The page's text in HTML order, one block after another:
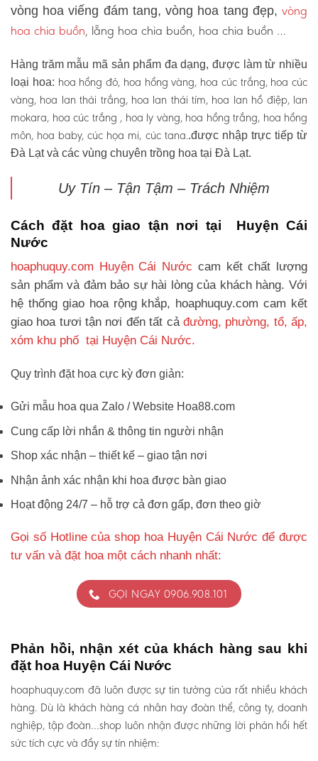
vòng hoa viếng đám tang, vòng hoa tang đẹp, vòng
hoa chia buồn, lẵng hoa chia buồn, hoa chia buồn …
Hàng trăm mẫu mã sản phẩm đa dạng, được làm từ nhiều
loại hoa: hoa hồng đỏ, hoa hồng vàng, hoa cúc trắng, hoa cúc
vàng, hoa lan thái trắng, hoa lan thái tím, hoa lan hồ điệp, lan
mokara, hoa cúc trắng , hoa ly vàng, hoa hồng trắng, hoa hồng
môn, hoa baby, cúc họa mi, cúc tana..được nhập trực tiếp từ
Đà Lạt và các vùng chuyên trồng hoa tại Đà Lạt.
Uy Tín – Tận Tậm – Trách Nhiệm
Cách đặt hoa giao tận nơi tại Huyện Cái
Nước
hoaphuquy.com Huyện Cái Nước cam kết chất lượng
sản phẩm và đảm bảo sự hài lòng của khách hàng. Với
hệ thống giao hoa rộng khắp, hoaphuquy.com cam kết
giao hoa tươi tận nơi đến tất cả đường, phường, tổ, ấp,
xóm khu phố tại Huyện Cái Nước.
Quy trình đặt hoa cực kỳ đơn giản:
Gửi mẫu hoa qua Zalo / Website Hoa88.com
Cung cấp lời nhắn & thông tin người nhận
Shop xác nhận – thiết kế – giao tận nơi
Nhận ảnh xác nhận khi hoa được bàn giao
Hoạt động 24/7 – hỗ trợ cả đơn gấp, đơn theo giờ
Gọi số Hotline của shop hoa Huyện Cái Nước để được
tư vấn và đặt hoa một cách nhanh nhất:
GỌI NGAY 0906.908.101
Phản hồi, nhận xét của khách hàng sau khi
đặt hoa Huyện Cái Nước
hoaphuquy.com đã luôn được sự tin tưởng của rất nhiều khách
hàng. Dù là khách hàng cá nhân hay đoàn thể, công ty, doanh
nghiệp, tập đoàn…shop luôn nhận được những lời phản hồi hết
sức tích cực và đầy sự tín nhiệm: